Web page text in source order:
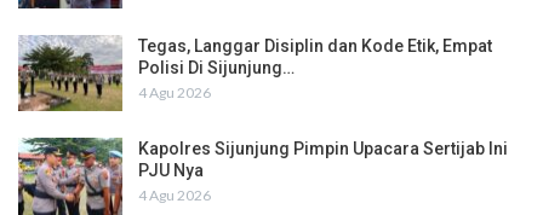
Tegas, Langgar Disiplin dan Kode Etik, Empat
Polisi Di Sijunjung…
4 Agu 2026
Kapolres Sijunjung Pimpin Upacara Sertijab Ini
PJU Nya
4 Agu 2026